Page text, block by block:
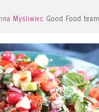
Myśliwiec Good Food team